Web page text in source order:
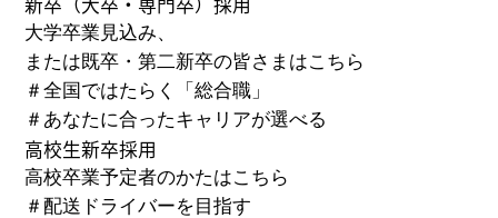
大学卒業見込み、
または既卒・第二新卒の皆さまはこちら
＃全国ではたらく「総合職」
＃ あなたに合ったキャリアが選べる
高校生新卒採用
高校卒業予定者のかたはこちら
＃配送ドライバーを目指す